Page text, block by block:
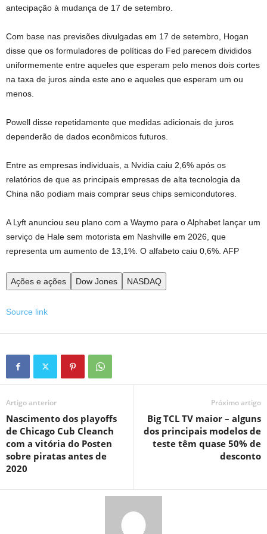
antecipação à mudança de 17 de setembro.
Com base nas previsões divulgadas em 17 de setembro, Hogan
disse que os formuladores de políticas do Fed parecem divididos
uniformemente entre aqueles que esperam pelo menos dois cortes
na taxa de juros ainda este ano e aqueles que esperam um ou
menos.
Powell disse repetidamente que medidas adicionais de juros
dependerão de dados econômicos futuros.
Entre as empresas individuais, a Nvidia caiu 2,6% após os
relatórios de que as principais empresas de alta tecnologia da
China não podiam mais comprar seus chips semicondutores.
A Lyft anunciou seu plano com a Waymo para o Alphabet lançar um
serviço de Hale sem motorista em Nashville em 2026, que
representa um aumento de 13,1%. O alfabeto caiu 0,6%. AFP
Ações e ações Dow Jones NASDAQ
Source link
Artigo anterior
Nascimento dos playoffs
de Chicago Cub Cleanch
com a vitória do Posten
sobre piratas antes de
2020
Próximo artigo
Big TCL TV maior – alguns
dos principais modelos de
teste têm quase 50% de
desconto